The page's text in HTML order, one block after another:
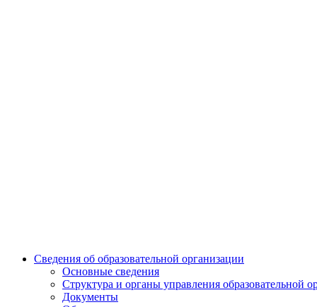
Сведения об образовательной организации
Основные сведения
Структура и органы управления образовательной
Документы